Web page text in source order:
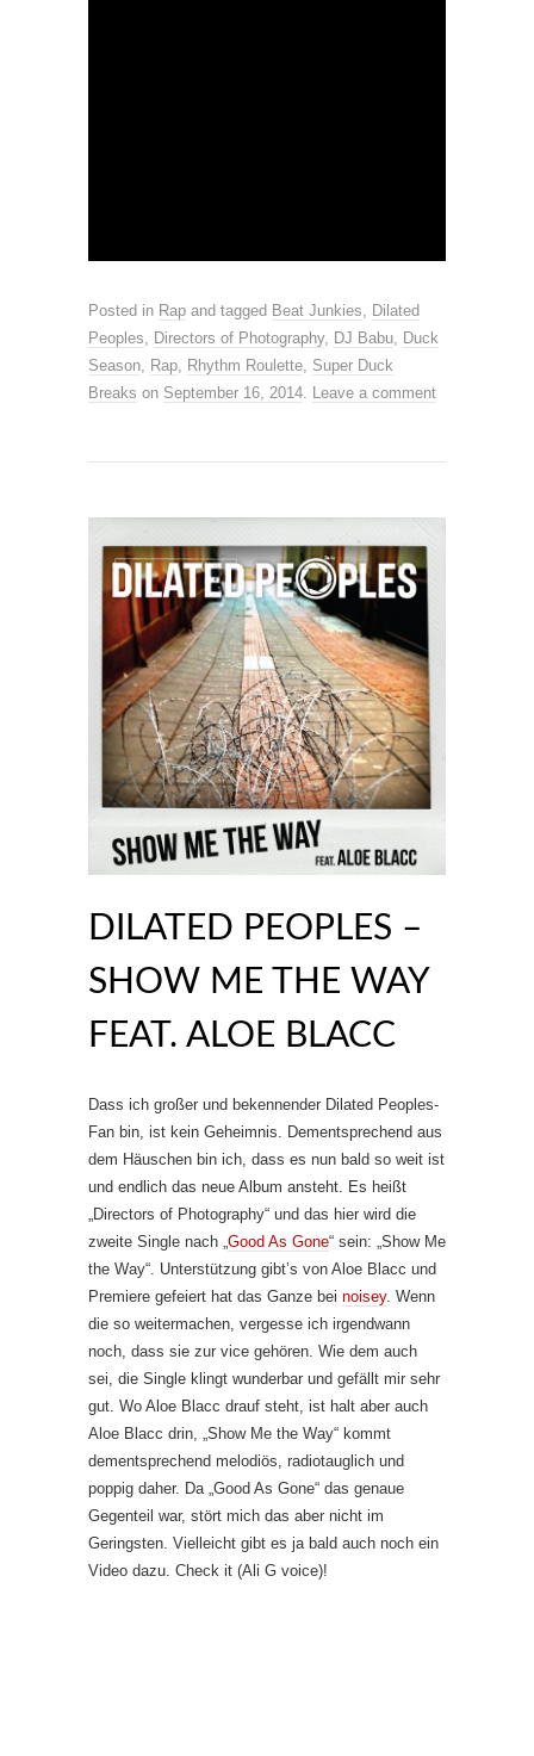
Posted in Rap and tagged Beat Junkies, Dilated
Peoples, Directors of Photography, DJ Babu, Duck
Season, Rap, Rhythm Roulette, Super Duck
Breaks on September 16, 2014. Leave a comment
DILATED PEOPLES –
SHOW ME THE WAY
FEAT. ALOE BLACC
Dass ich großer und bekennender Dilated Peoples-
Fan bin, ist kein Geheimnis. Dementsprechend aus
dem Häuschen bin ich, dass es nun bald so weit ist
und endlich das neue Album ansteht. Es heißt
„Directors of Photography“ und das hier wird die
zweite Single nach „Good As Gone“ sein: „Show Me
the Way“. Unterstützung gibt’s von Aloe Blacc und
Premiere gefeiert hat das Ganze bei noisey. Wenn
die so weitermachen, vergesse ich irgendwann
noch, dass sie zur vice gehören. Wie dem auch
sei, die Single klingt wunderbar und gefällt mir sehr
gut. Wo Aloe Blacc drauf steht, ist halt aber auch
Aloe Blacc drin, „Show Me the Way“ kommt
dementsprechend melodiös, radiotauglich und
poppig daher. Da „Good As Gone“ das genaue
Gegenteil war, stört mich das aber nicht im
Geringsten. Vielleicht gibt es ja bald auch noch ein
Video dazu. Check it (Ali G voice)!